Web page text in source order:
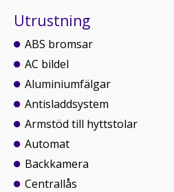
Utrustning
ABS bromsar
AC bildel
Aluminiumfälgar
Antisladdsystem
Armstöd till hyttstolar
Automat
Backkamera
Centrallås